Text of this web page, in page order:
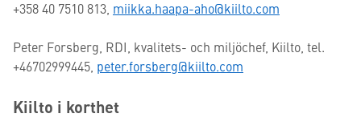
+358 40 7510 813, miikka.haapa-aho@kiilto.com
Peter Forsberg, RDI, kvalitets- och miljöchef, Kiilto, tel.
+46702999445, peter.forsberg@kiilto.com
Kiilto i korthet